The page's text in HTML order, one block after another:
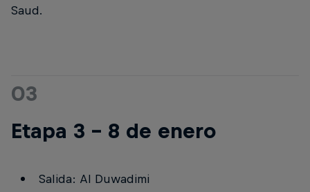
Saud.
03
Etapa 3 - 8 de enero
Salida: Al Duwadimi